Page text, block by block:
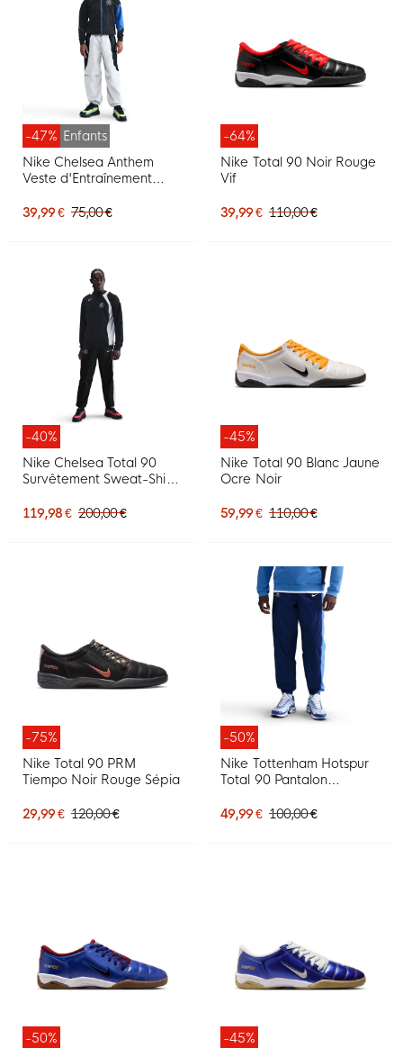
-47% Enfants
Nike Chelsea Anthem
Veste d'Entraînement
Bleu Blanc
39,99 € 75,00 €
-64%
Nike Total 90 Noir Rouge
Vif
39,99 € 110,00 €
-40%
Nike Chelsea Total 90
Survêtement Sweat-Shirt
Blanc
119,98 € 200,00 €
-45%
Nike Total 90 Blanc Jaune
Ocre Noir
59,99 € 110,00 €
-75%
Nike Total 90 PRM
Tiempo Noir Rouge Sépia
29,99 € 120,00 €
-50%
Nike Tottenham Hotspur
Total 90 Pantalon
2025-2026 Bleu Foncé
49,99 € 100,00 €
-50%
-45%